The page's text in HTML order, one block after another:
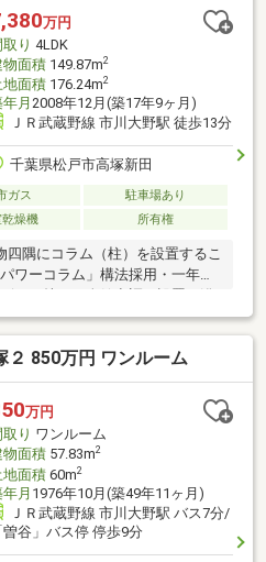
444-989にお電話下さい！パソ
「見学予約」 「電話でのお問い合
万円
取り 4LDK
物面積149.87m2
地面積176.24m2
月 2008年12月(築17年9ヶ月)
ＪＲ武蔵野線 市川大野駅 徒歩13分
千葉県松戸市高塚新田
ガス
駐車場あり
燥機 所有権
隅にコラム（柱）を設置するこ
ワーコラム」構法採用・一年中
・ミカド製のシステムキッチン
クインクローゼット付き・２階
ー有・２階キッチンに造り付食
ースペース有、２台分は屋根付
２ 850万円 ワンルーム
万円
取り ワンルーム
物面積57.83m2
地面積60m2
月 1976年10月(築49年11ヶ月)
ＪＲ武蔵野線 市川大野駅 バス7分/
曽谷」バス停 停歩9分